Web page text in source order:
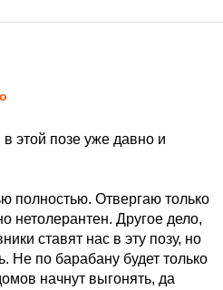
этой позе уже давно и
полностью. Отвергаю только
нетолерантен. Другое дело,
ставят нас в эту позу, но
Не по барабану будет только
начнут выгонять, да